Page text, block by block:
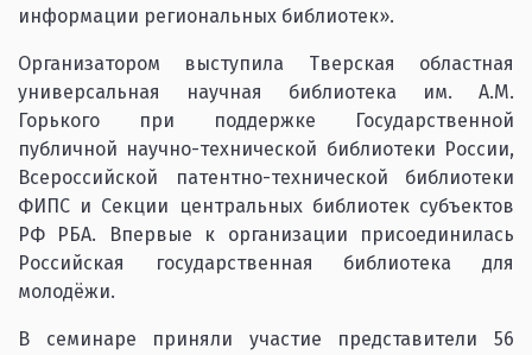
информации региональных библиотек».
Организатором выступила Тверская областная
универсальная научная библиотека им. А.М.
Горького при поддержке Государственной
публичной научно-технической библиотеки России,
Всероссийской патентно-технической библиотеки
ФИПС и Секции центральных библиотек субъектов
РФ РБА. Впервые к организации присоединилась
Российская государственная библиотека для
молодёжи.
В семинаре приняли участие представители 56